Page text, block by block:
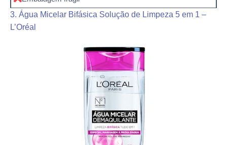
3. Água Micelar Bifásica Solução de Limpeza 5 em 1 –
L’Oréal